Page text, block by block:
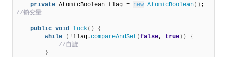
private AtomicBoolean flag = new AtomicBoolean() ;
//锁变量
public void lock()
{
while
( !flag.compareAndSet (false, true ))
{
//自旋
}